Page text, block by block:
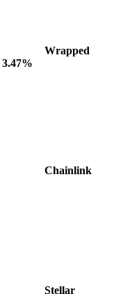
Wrapped
3.47%
Chainlink
Stellar